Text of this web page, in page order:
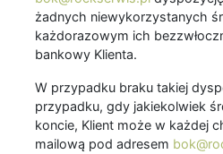
żadnych niewykorzystanych
każdorazowym ich
bankowy Klienta.
W przypadku braku takiej
przypadku, gdy jakiekolwiek
koncie, Klient może w każdej
mailową pod adresem